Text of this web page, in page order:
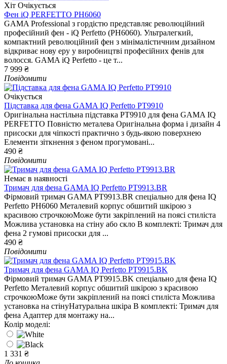
Хіт Очікується
Фен iQ PERFETTO PH6060
GAMA Professional з гордістю представляє революційний
професійний фен - iQ Perfetto (PH6060). Ультралегкий,
компактний революційний фен з мінімалістичним дизайном
відкриває нову еру у виробництві професійних фенів для
волосся. GAMA iQ Perfetto - це т...
7 999 ₴
Повідомити
Очікується
Підставка для фена GAMA IQ Perfetto PT9910
Оригінальна настільна підставка PT9910 для фена GAMA IQ
PERFETTO Повністю металева Оригінальна форма і дизайн 4
присоски для чіпкості практично з будь-якою поверхнею
Елементи зіткнення з феном прогумовані...
490 ₴
Повідомити
Немає в наявності
Тримач для фена GAMA IQ Perfetto PT9913.BR
Фірмовий тримач GAMA PT9913.BR спеціально для фена IQ
Perfetto PH6060 Металевий корпус обшитий шкірою з
красивою строчкоюМоже бути закріплений на поясі стиліста
Можлива установка на стіну або скло В комплекті: Тримач для
фена 2 гумові присоски для ...
490 ₴
Повідомити
Тримач для фена GAMA IQ Perfetto PT9915.BK
Фірмовий тримач GAMA PT9915.BK спеціально для фена IQ
Perfetto Металевий корпус обшитий шкірою з красивою
строчкоюМоже бути закріплений на поясі стиліста Можлива
установка на стінуНатуральна шкіра В комплекті: Тримач для
фена Адаптер для монтажу на...
Колір моделі:
1 331 ₴